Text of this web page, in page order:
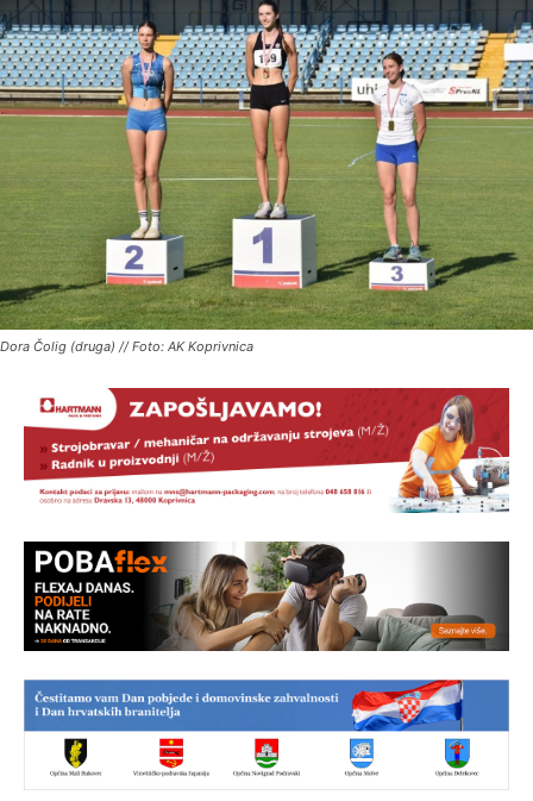
Dora Čolig (druga) // Foto: AK Koprivnica